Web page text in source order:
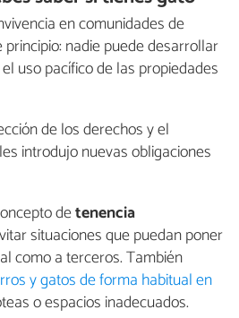
en comunidades de
nadie puede desarrollar
uso pacífico de las propiedades
de los derechos y el
introdujo nuevas obligaciones
detenencia
situaciones que puedan poner
como a terceros. También
y gatos de forma habitual en
o espacios inadecuados.